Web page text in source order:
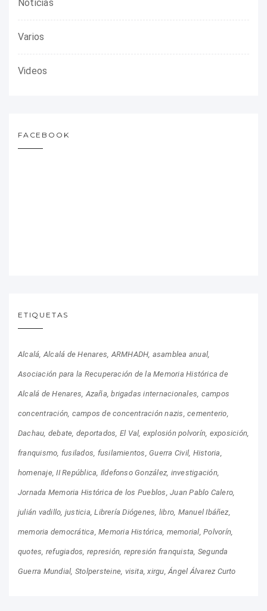
Noticias
Varios
Videos
FACEBOOK
ETIQUETAS
Alcalá Alcalá de Henares ARMHADH asamblea anual
Asociación para la Recuperación de la Memoria Histórica de
Alcalá de Henares Azaña brigadas internacionales campos
concentración campos de concentración nazis cementerio
Dachau debate deportados El Val explosión polvorín exposición
franquismo fusilados fusilamientos Guerra Civil Historia
homenaje II República Ildefonso González investigación
Jornada Memoria Histórica de los Pueblos Juan Pablo Calero
julián vadillo justicia Librería Diógenes libro Manuel Ibáñez
memoria democrática Memoria Histórica memorial Polvorín
quotes refugiados represión represión franquista Segunda
Guerra Mundial Stolpersteine visita xirgu Ángel Álvarez Curto